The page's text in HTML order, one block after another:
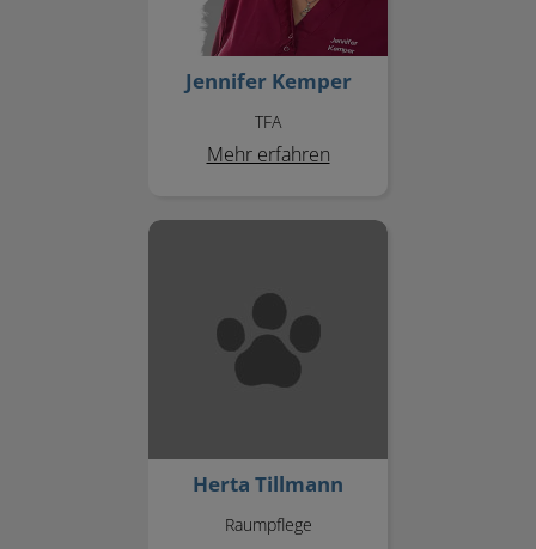
Jennifer Kemper
TFA
Mehr erfahren
Herta Tillmann
Raumpflege